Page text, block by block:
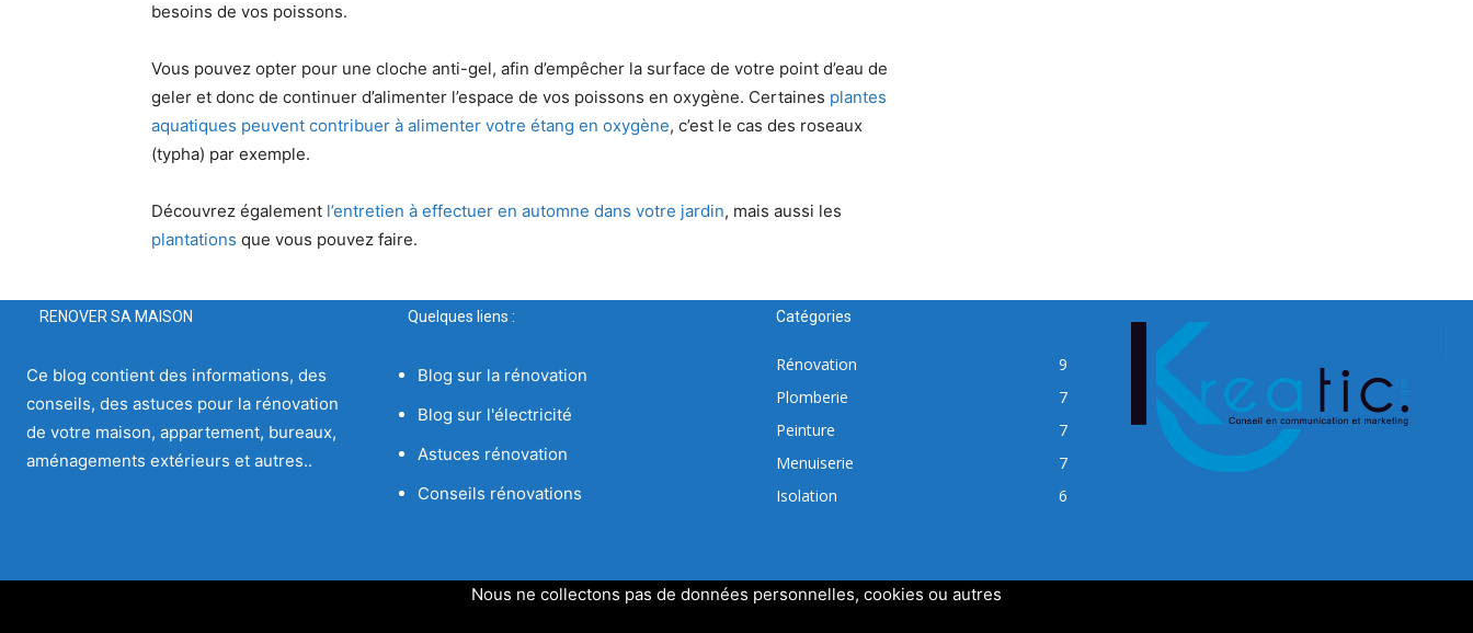
besoins de vos poissons.
Vous pouvez opter pour une cloche anti-gel, afin d’empêcher la surface de votre point d’eau de
geler et donc de continuer d’alimenter l’espace de vos poissons en oxygène. Certaines plantes
aquatiques peuvent contribuer à alimenter votre étang en oxygène, c’est le cas des roseaux
(typha) par exemple.
Découvrez également l’entretien à effectuer en automne dans votre jardin, mais aussi les
plantations que vous pouvez faire.
RENOVER SA MAISON
Ce blog contient des informations, des
conseils, des astuces pour la rénovation
de votre maison, appartement, bureaux,
aménagements extérieurs et autres..
Quelques liens :
Blog sur la rénovation
Blog sur l'électricité
Astuces rénovation
Conseils rénovations
Catégories
Rénovation
9
Plomberie
7
Peinture
7
Menuiserie
7
Isolation
6
Nous ne collectons pas de données personnelles, cookies ou autres